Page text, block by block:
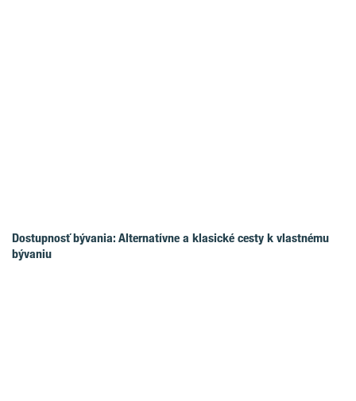
Dostupnosť bývania: Alternatívne a klasické cesty k vlastnému
bývaniu